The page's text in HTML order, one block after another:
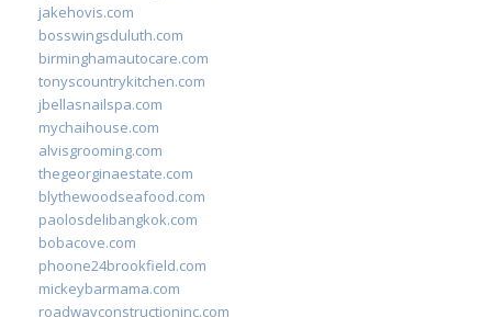
jakehovis.com
bosswingsduluth.com
birminghamautocare.com
tonyscountrykitchen.com
jbellasnailspa.com
mychaihouse.com
alvisgrooming.com
thegeorginaestate.com
blythewoodseafood.com
paolosdelibangkok.com
bobacove.com
phoone24brookfield.com
mickeybarmama.com
roadwayconstructioninc.com